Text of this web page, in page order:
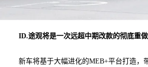
ID.途观将是一次远超中期改款的彻底重做
新车将基于大幅进化的MEB+平台打造，